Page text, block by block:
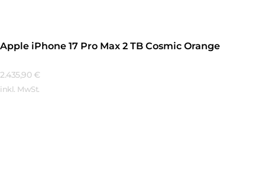
Apple iPhone 17 Pro Max 2 TB Cosmic Orange
2.435,90 €
inkl. MwSt.